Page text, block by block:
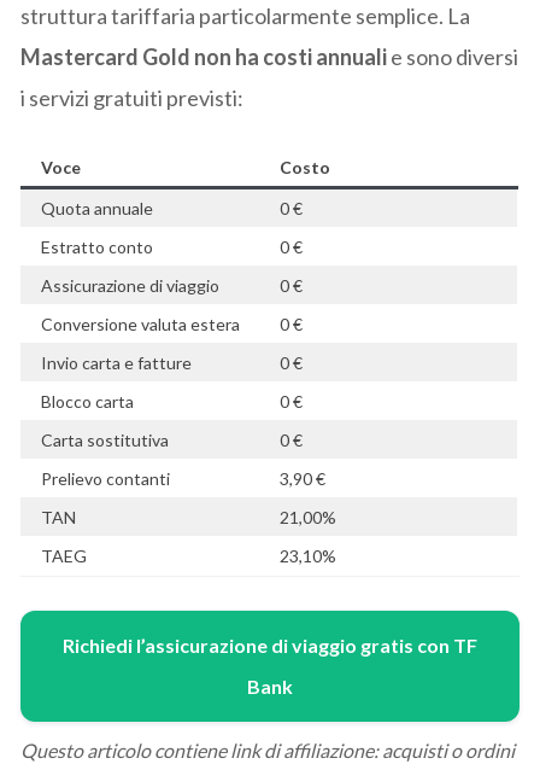
struttura tariffaria particolarmente semplice. La
Mastercard Gold non ha costi annualie sono diversi
i servizi gratuiti previsti:
Voce
Costo
Quota annuale
0 €
Estratto conto
0 €
Assicurazione di viaggio
0 €
Conversione valuta estera
0 €
Invio carta e fatture
0 €
Blocco carta
0 €
Carta sostitutiva
0 €
Prelievo contanti
3,90 €
TAN
21,00%
TAEG
23,10%
Richiedi l’assicurazione di viaggio gratis con TF
Bank
Questo articolo contiene link di affiliazione: acquisti o ordini